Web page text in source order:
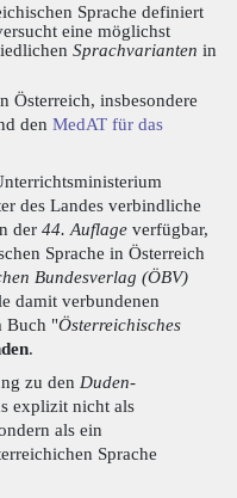
Sprache definiert
eine möglichst
Sprachvarianten in
Österreich, insbesondere
den MedAT für das
des Landes verbindliche
der 44. Auflage verfügbar,
Sprache in Österreich
Bundesverlag (ÖBV)
damit verbundenen
Buch "Österreichisches
.
zu den Duden-
explizit nicht als
als ein
Sprache